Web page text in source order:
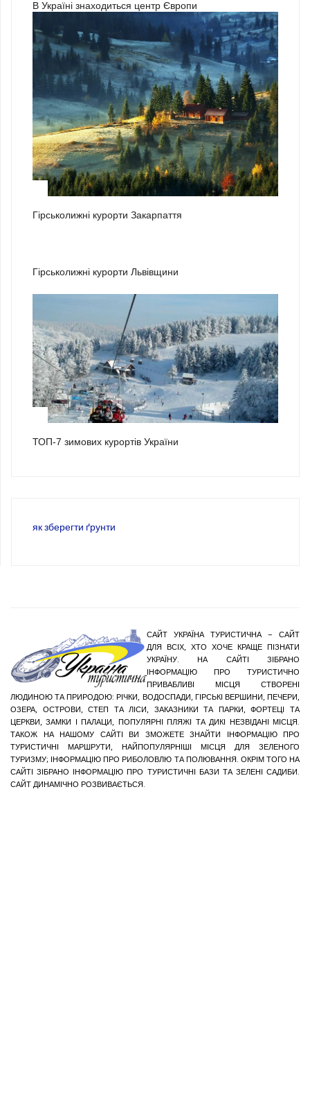
В Україні знаходиться центр Європи
Гірськолижні курорти Закарпаття
Гірськолижні курорти Львівщини
ТОП-7 зимових курортів України
як зберегти ґрунти
САЙТ УКРАЇНА ТУРИСТИЧНА – САЙТ
ДЛЯ ВСІХ, ХТО ХОЧЕ КРАЩЕ ПІЗНАТИ
УКРАЇНУ. НА САЙТІ ЗІБРАНО
ІНФОРМАЦІЮ ПРО ТУРИСТИЧНО
ПРИВАБЛИВІ МІСЦЯ СТВОРЕНІ
ЛЮДИНОЮ ТА ПРИРОДОЮ: РІЧКИ, ВОДОСПАДИ, ГІРСЬКІ ВЕРШИНИ, ПЕЧЕРИ,
ОЗЕРА, ОСТРОВИ, СТЕП ТА ЛІСИ, ЗАКАЗНИКИ ТА ПАРКИ, ФОРТЕЦІ ТА
ЦЕРКВИ, ЗАМКИ І ПАЛАЦИ, ПОПУЛЯРНІ ПЛЯЖІ ТА ДИКІ НЕЗВІДАНІ МІСЦЯ.
ТАКОЖ НА НАШОМУ САЙТІ ВИ ЗМОЖЕТЕ ЗНАЙТИ ІНФОРМАЦІЮ ПРО
ТУРИСТИЧНІ МАРШРУТИ, НАЙПОПУЛЯРНІШІ МІСЦЯ ДЛЯ ЗЕЛЕНОГО
ТУРИЗМУ; ІНФОРМАЦІЮ ПРО РИБОЛОВЛЮ ТА ПОЛЮВАННЯ. ОКРІМ ТОГО НА
САЙТІ ЗІБРАНО ІНФОРМАЦІЮ ПРО ТУРИСТИЧНІ БАЗИ ТА ЗЕЛЕНІ САДИБИ.
САЙТ ДИНАМІЧНО РОЗВИВАЄТЬСЯ.